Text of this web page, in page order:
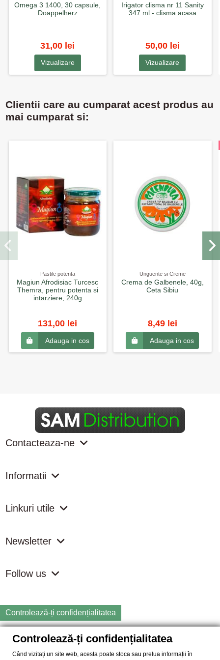
Omega 3 1400, 30 capsule,
Doappelherz
31,00 lei
Vizualizare
Irigator clisma nr 11 Sanity
347 ml - clisma acasa
50,00 lei
Vizualizare
Clientii care au cumparat acest produs au
mai cumparat si:
Pastile potenta
Magiun Afrodisiac Turcesc
Themra, pentru potenta si
intarziere, 240g
131,00 lei
Adauga in cos
Unguente si Creme
Crema de Galbenele, 40g,
Ceta Sibiu
8,49 lei
Adauga in cos
Contacteaza-ne
Informatii
Linkuri utile
Newsletter
Follow us
Controlează-ți confidențialitatea
Copyright
2026 samdistribution.ro - Magazin online cu Produse
Controlează-ți confidențialitatea
Când vizitați un site web, acesta poate stoca sau prelua informații în